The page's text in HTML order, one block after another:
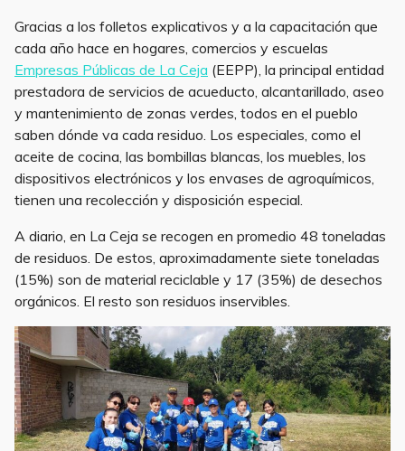
Gracias a los folletos explicativos y a la capacitación que
cada año hace en hogares, comercios y escuelas
Empresas Públicas de La Ceja (EEPP), la principal entidad
prestadora de servicios de acueducto, alcantarillado, aseo
y mantenimiento de zonas verdes, todos en el pueblo
saben dónde va cada residuo. Los especiales, como el
aceite de cocina, las bombillas blancas, los muebles, los
dispositivos electrónicos y los envases de agroquímicos,
tienen una recolección y disposición especial.
A diario, en La Ceja se recogen en promedio 48 toneladas
de residuos. De estos, aproximadamente siete toneladas
(15%) son de material reciclable y 17 (35%) de desechos
orgánicos. El resto son residuos inservibles.